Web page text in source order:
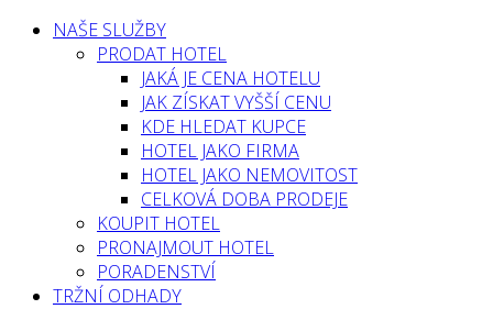
NAŠE SLUŽBY
PRODAT HOTEL
JAKÁ JE CENA HOTELU
JAK ZÍSKAT VYŠŠÍ CENU
KDE HLEDAT KUPCE
HOTEL JAKO FIRMA
HOTEL JAKO NEMOVITOST
CELKOVÁ DOBA PRODEJE
KOUPIT HOTEL
PRONAJMOUT HOTEL
PORADENSTVÍ
TRŽNÍ ODHADY